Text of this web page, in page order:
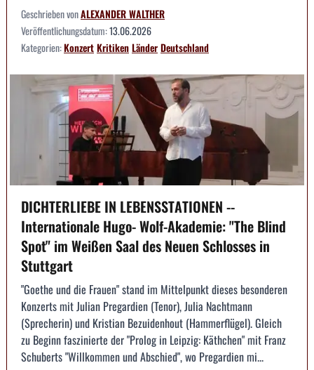
Geschrieben vonALEXANDER WALTHER
Veröffentlichungsdatum:13.06.2026
Kategorien:KonzertKritikenLänderDeutschland
DICHTERLIEBE IN LEBENSSTATIONEN --
Internationale Hugo- Wolf-Akademie: "The Blind
Spot" im Weißen Saal des Neuen Schlosses in
Stuttgart
"Goethe und die Frauen" stand im Mittelpunkt dieses besonderen
Konzerts mit Julian Pregardien (Tenor), Julia Nachtmann
(Sprecherin) und Kristian Bezuidenhout (Hammerflügel). Gleich
zu Beginn faszinierte der "Prolog in Leipzig: Käthchen" mit Franz
Schuberts "Willkommen und Abschied", wo Pregardien mi...